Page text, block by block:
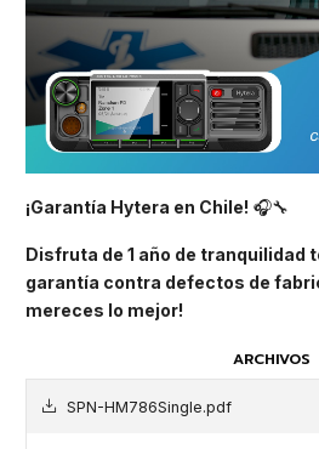
¡Garantía Hytera en Chile! 🎧🔧
Disfruta de 1 año de tranquilidad
garantía contra defectos de
mereces lo mejor!
ARCHIVOS
SPN-HM786Single.pdf